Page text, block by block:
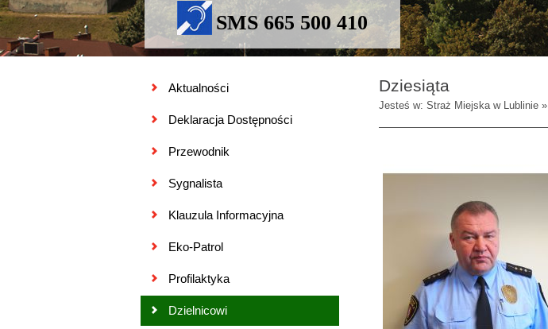
SMS 665 500 410
Aktualności
Deklaracja Dostępności
Przewodnik
Sygnalista
Klauzula Informacyjna
Eko-Patrol
Profilaktyka
Dzielnicowi
Dziesiąta
Jesteś w: Straż Miejska w Lublinie »